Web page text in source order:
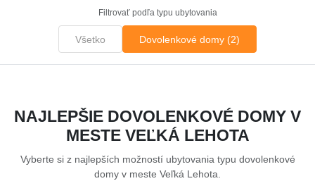
Filtrovať podľa typu ubytovania
Všetko Dovolenkové domy (2)
NAJLEPŠIE DOVOLENKOVÉ DOMY V
MESTE VEĽKÁ LEHOTA
Vyberte si z najlepších možností ubytovania typu dovolenkové
domy v meste Veľká Lehota.